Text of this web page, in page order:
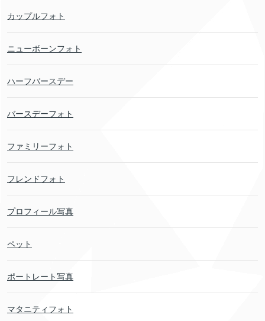
カップルフォト
ニューボーンフォト
ハーフバースデー
バースデーフォト
ファミリーフォト
フレンドフォト
プロフィール写真
ペット
ポートレート写真
マタニティフォト